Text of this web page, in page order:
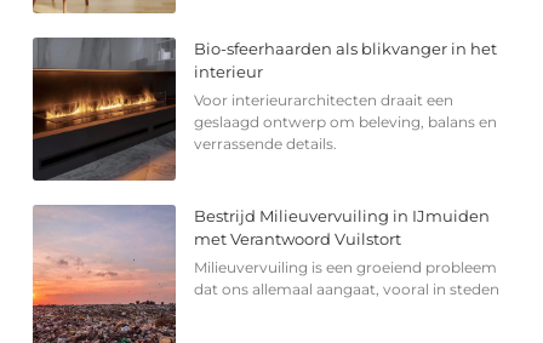
Bio-sfeerhaarden als blikvanger in het
interieur
Voor interieurarchitecten draait een
geslaagd ontwerp om beleving, balans en
verrassende details.
Bestrijd Milieuvervuiling in IJmuiden
met Verantwoord Vuilstort
Milieuvervuiling is een groeiend probleem
dat ons allemaal aangaat, vooral in steden